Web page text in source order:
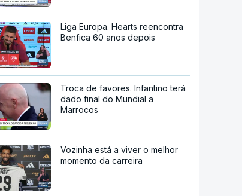
Liga Europa. Hearts reencontra
Benfica 60 anos depois
Troca de favores. Infantino terá
dado final do Mundial a
Marrocos
Vozinha está a viver o melhor
momento da carreira